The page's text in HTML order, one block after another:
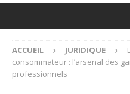
ACCUEIL JURIDIQUE
consommateur : l’arsenal des
professionnels